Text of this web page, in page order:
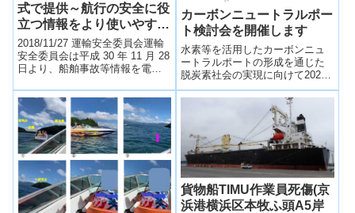
式で提供～航行の安全に役
立つ情報をより使いやすく
～
2018/11/27 運輸安全委員会運輸
安全委員会は平成 30 年 11 月 28
日より、船舶事故等情報を電子
全委員会では、船...
カーボンニュートラルポー
ト検討会を開催します
水素等を活用したカーボンニュ
ートラルポートの形成を通じた
脱炭素社会の実現に向けて2020-
12-18 国土交通省国土交通省で
は、国際物流の結節点・産業拠
貨物船TIMU作業員死傷(京
浜港横浜区本牧ふ頭A5岸